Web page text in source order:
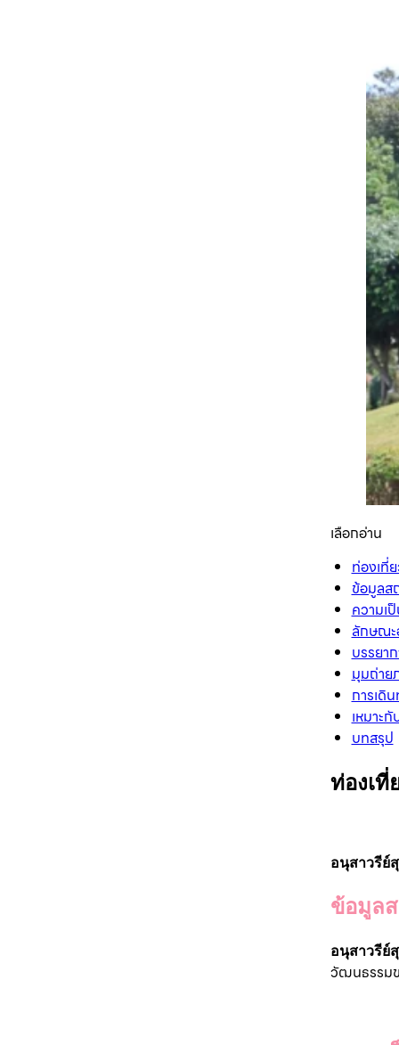
เลือกอ่าน
ท่องเที่
ข้อมูลส
ความเ
ลักษณะ
บรรยา
มุมถ่าย
การเดิ
เหมาะกั
บทสรุป
ท่องเที่
อนุสาวรีย์
ข้อมูล
อนุสาวรีย์
วัฒนธรรมข